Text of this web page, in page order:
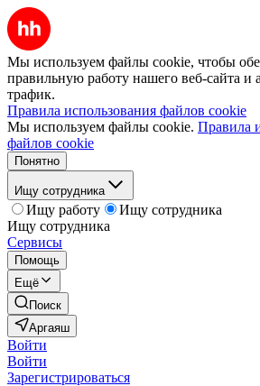
Мы используем файлы cookie, чтобы
правильную работу нашего веб-сайта и
трафик.
Правила использования файлов cookie
Мы используем файлы cookie. Правила
файлов cookie
Понятно
Ищу сотрудника
Ищу работу
Ищу сотрудника
Ищу сотрудника
Сервисы
Помощь
Ещё
Поиск
Аргаяш
Войти
Войти
Зарегистрироваться